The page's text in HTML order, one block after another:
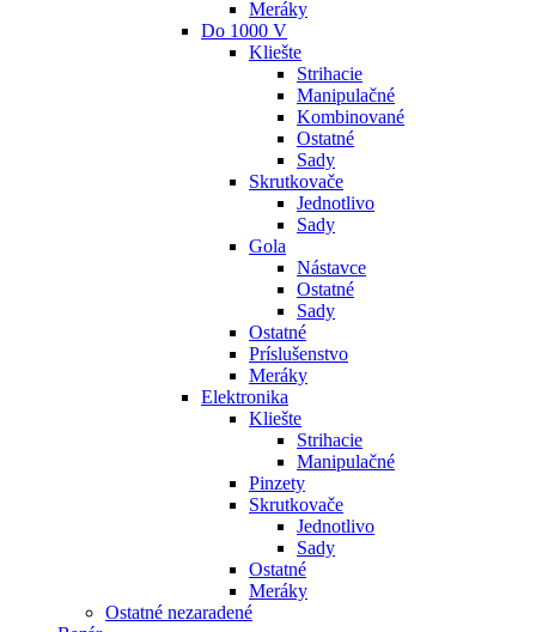
Meráky
Do 1000 V
Kliešte
Strihacie
Manipulačné
Kombinované
Ostatné
Sady
Skrutkovače
Jednotlivo
Sady
Gola
Nástavce
Ostatné
Sady
Ostatné
Príslušenstvo
Meráky
Elektronika
Kliešte
Strihacie
Manipulačné
Pinzety
Skrutkovače
Jednotlivo
Sady
Ostatné
Meráky
Ostatné nezaradené